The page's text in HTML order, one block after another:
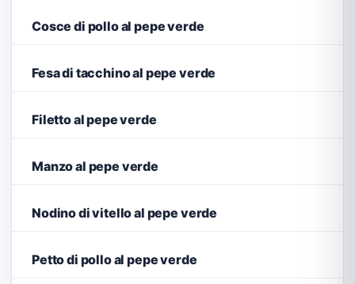
Cosce di pollo al pepe verde
Fesa di tacchino al pepe verde
Filetto al pepe verde
Manzo al pepe verde
Nodino di vitello al pepe verde
Petto di pollo al pepe verde